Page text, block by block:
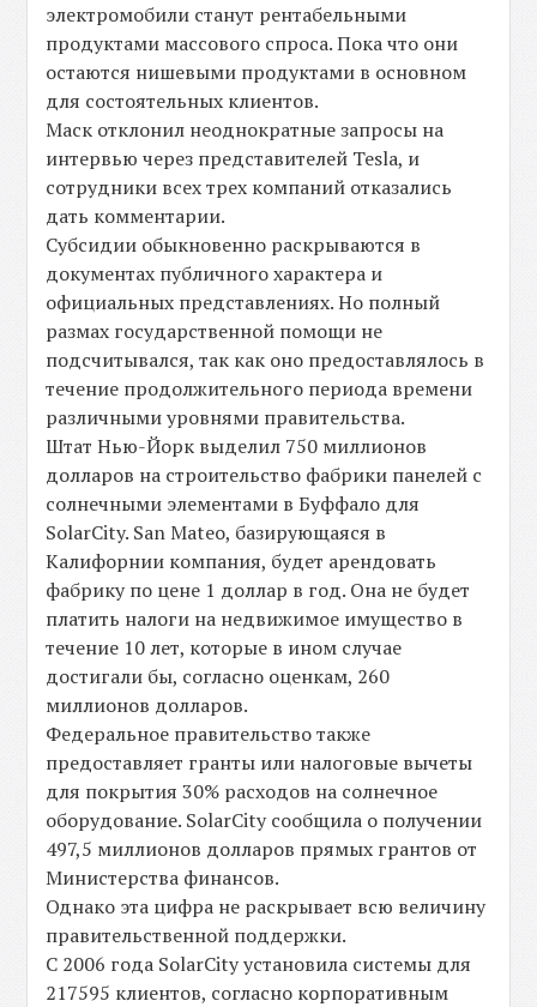
электромобили станут рентабельными
продуктами массового спроса. Пока что они
остаются нишевыми продуктами в основном
для состоятельных клиентов.
Маск отклонил неоднократные запросы на
интервью через представителей Tesla, и
сотрудники всех трех компаний отказались
дать комментарии.
Субсидии обыкновенно раскрываются в
документах публичного характера и
официальных представлениях. Но полный
размах государственной помощи не
подсчитывался, так как оно предоставлялось в
течение продолжительного периода времени
различными уровнями правительства.
Штат Нью-Йорк выделил 750 миллионов
долларов на строительство фабрики панелей с
солнечными элементами в Буффало для
SolarCity. San Mateo, базирующаяся в
Калифорнии компания, будет арендовать
фабрику по цене 1 доллар в год. Она не будет
платить налоги на недвижимое имущество в
течение 10 лет, которые в ином случае
достигали бы, согласно оценкам, 260
миллионов долларов.
Федеральное правительство также
предоставляет гранты или налоговые вычеты
для покрытия 30% расходов на солнечное
оборудование. SolarCity сообщила о получении
497,5 миллионов долларов прямых грантов от
Министерства финансов.
Однако эта цифра не раскрывает всю величину
правительственной поддержки.
С 2006 года SolarCity установила системы для
217595 клиентов, согласно корпоративным